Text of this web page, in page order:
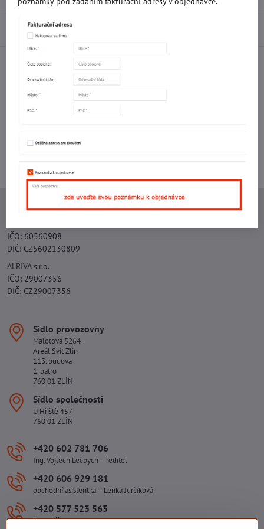
Diskuse 0
FacebookTwitterBlueskyPinterest
Potřebujete poradit s objednávkou?
Ing. Vojtěch Lečbych - IVL
IČO: 60560908
DIČ: CZ5602130809
ALRIVA s.r.o.
IČO: 29007356
DIČ: CZ29007356
Sídlo provozovny
Malotova 5264
Areál Svit Zlín
113. budova
1. patro
760 01 ZLÍN
Sídlo společnosti
U Hřiště 457
760 01 ZLÍN
+420 602 781 706
Ing. Vojtěch Lečbych – ředitel
+420 606 929 181
obchodní asistentka – Lenka Jurčíková
+420 577 523 563
kancelář